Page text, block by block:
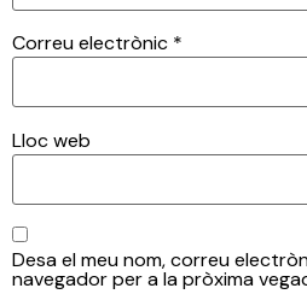
Correu electrònic *
Lloc web
Desa el meu nom, correu
navegador per a la pròxima